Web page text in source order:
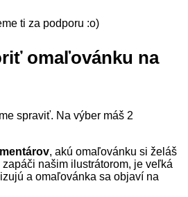
ti za podporu :o)
omaľovánku na
spraviť. Na výber máš 2
, akú omaľovánku si želáš
našim ilustrátorom, je veľká
a omaľovánka sa objaví na